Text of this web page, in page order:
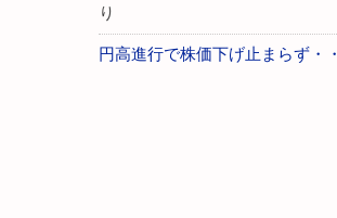
り
円高進行で株価下げ止まらず・・